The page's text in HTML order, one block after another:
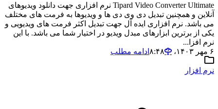
Tipard Video Converter Ultimate نرم افزاری جهت دانلود ویدیوهای
آنلاین و همچنین تبدیل دی وی دی ها و ویدیوها به فرمت های مختلف
می باشد. نرم افزاری ایده آل جهت تبدیل اکثر فرمت های ویدیویی و
یکی از برترین ابزارهای مبدل ویدیو در اختیار شما می باشد. با این
نرم افزا...
۶ مهر ۱۴۰۳،‏ ۸:۴۸
ادامه مطلب
نرم افزار